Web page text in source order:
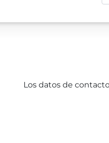
Los datos de